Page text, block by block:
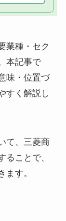
業種・セク
本記事で
味・位置づ
すく解説し
て、三菱商
ることで、
ます。